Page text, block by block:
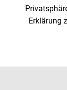
Erklärung